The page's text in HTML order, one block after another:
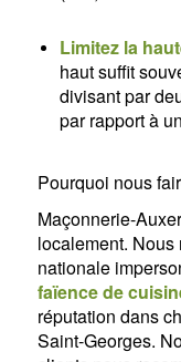
Limitez la
haut suffit
divisant par
par rapport à
Pourquoi nous
Maçonnerie-
localement.
nationale
faïence de
réputation dans
Saint-Georges.